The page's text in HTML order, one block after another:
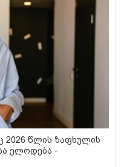
2026 წლის ზაფხულის
ელოდება -